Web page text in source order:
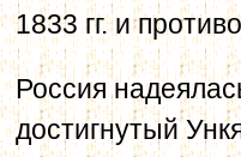
1833 гг. и
Россия
достигнутый